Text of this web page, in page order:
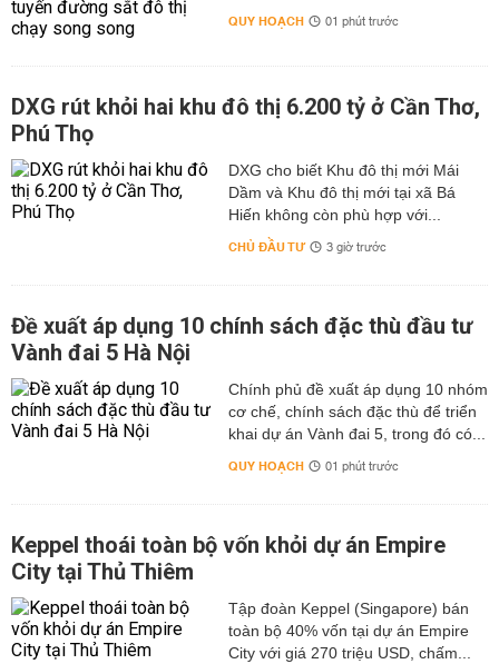
QUY HOẠCH 01 phút trước
DXG rút khỏi hai khu đô thị 6.200 tỷ ở Cần Thơ,
Phú Thọ
DXG cho biết Khu đô thị mới Mái
Dầm và Khu đô thị mới tại xã Bá
Hiến không còn phù hợp với...
CHỦ ĐẦU TƯ 3 giờ trước
Đề xuất áp dụng 10 chính sách đặc thù đầu tư
Vành đai 5 Hà Nội
Chính phủ đề xuất áp dụng 10 nhóm
cơ chế, chính sách đặc thù để triển
khai dự án Vành đai 5, trong đó có...
QUY HOẠCH 01 phút trước
Keppel thoái toàn bộ vốn khỏi dự án Empire
City tại Thủ Thiêm
Tập đoàn Keppel (Singapore) bán
toàn bộ 40% vốn tại dự án Empire
City với giá 270 triệu USD, chấm...